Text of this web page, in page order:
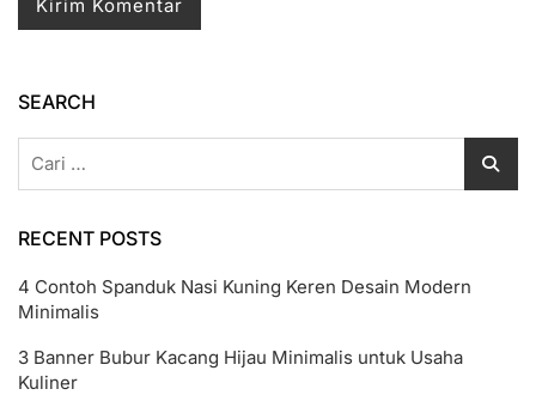
SEARCH
RECENT POSTS
4 Contoh Spanduk Nasi Kuning Keren Desain Modern
Minimalis
3 Banner Bubur Kacang Hijau Minimalis untuk Usaha
Kuliner